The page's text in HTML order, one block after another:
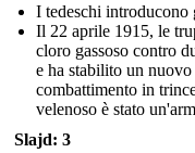
I tedeschi introducono
Il 22 aprile 1915, le
cloro gassoso contro
e ha stabilito un
combattimento in
velenoso è stato
Slajd: 3